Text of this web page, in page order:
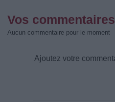
Vos commentaires
Aucun commentaire pour le moment